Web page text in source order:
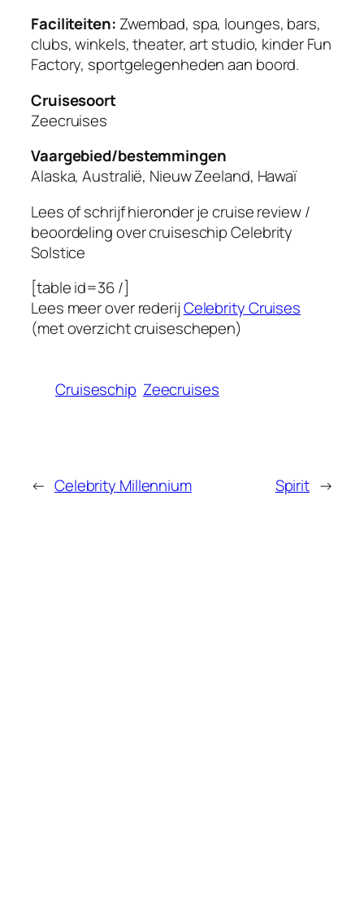
Faciliteiten: Zwembad, spa, lounges, bars,
clubs, winkels, theater, art studio, kinder Fun
Factory, sportgelegenheden aan boord.
Cruisesoort
Zeecruises
Vaargebied/bestemmingen
Alaska, Australië, Nieuw Zeeland, Hawaï
Lees of schrijf hieronder je cruise review /
beoordeling over cruiseschipCelebrity
Solstice
[table id=36 /]
Lees meer over rederijCelebrity Cruises
(met overzicht cruiseschepen)
Cruiseschip Zeecruises
← Celebrity Millennium Spirit →